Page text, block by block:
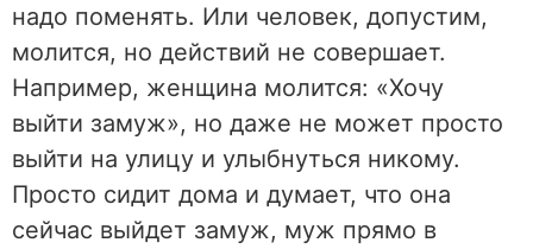
надо поменять. Или человек, допустим,
молится, но действий не совершает.
Например, женщина молится: «Хочу
выйти замуж», но даже не может просто
выйти на улицу и улыбнуться никому.
Просто сидит дома и думает, что она
сейчас выйдет замуж, муж прямо в